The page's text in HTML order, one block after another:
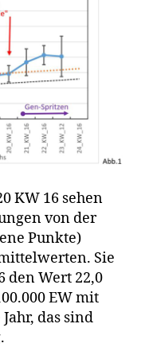
KW 16 sehen
von der
Punkte)
Sie
den Wert 22,0
EW mit
das sind